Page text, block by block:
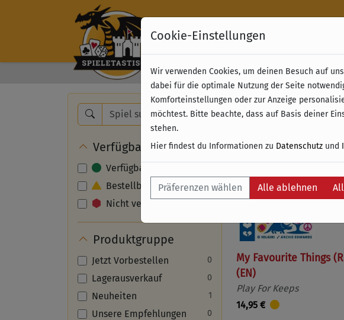
Kostenloser Versand & Retoure ab 49 €
Verfügbarkeit
Verfügbar
Bestellbar
Nicht verfügbar
Produktgruppe
Jetzt Vorbestellen 0
Lagerausverkauf 0
Neuheiten 1
Unsere Empfehlungen 0
Name
My Favourite Things
(EN)
Play For Keeps
14,95 €
Cookie-Einstellungen
Wir verwenden Cookies, um deinen Besuch auf
dabei für die optimale Nutzung der Seite
Komforteinstellungen oder zur Anzeige
möchtest. Bitte beachte, dass auf Basis deiner
stehen.
Hier findest du Informationen zu Datenschutz und
Präferenzen wählen Alle ablehnen